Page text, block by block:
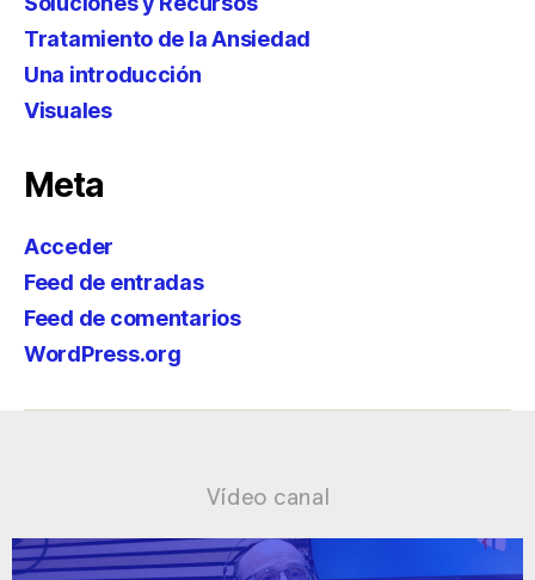
Tratamiento de la Ansiedad
Una introducción
Visuales
Meta
Acceder
Feed de entradas
Feed de comentarios
WordPress.org
Vídeo canal